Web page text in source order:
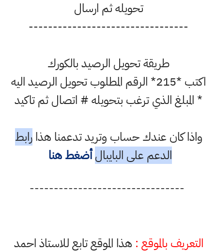
تحويله ثم ارسال
---------------------------------
طريقة تحويل الرصيد بالكورك
اكتب *215* الرقم المطلوب تحويل الرصيد اليه
* المبلغ الذي ترغب بتحويله # اتصال ثم تاكيد
واذا كان عندك حساب وتريد تدعمنا هذارابط
الدعم على البايبال أضغط هنا
--------------------------------
التعريف بالموقع : هذا الموقع تابع للاستاذ احمد